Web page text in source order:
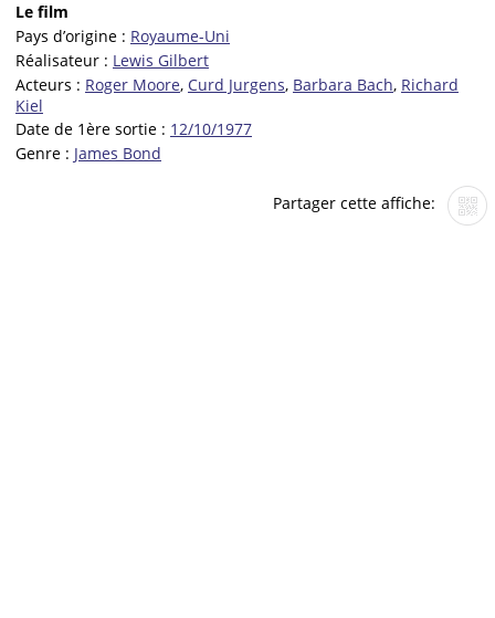
Le film
Pays d’origine : Royaume-Uni
Réalisateur : Lewis Gilbert
Acteurs : Roger Moore, Curd Jurgens, Barbara Bach, Richard
Kiel
Date de 1ère sortie : 12/10/1977
Genre : James Bond
Partager cette affiche: